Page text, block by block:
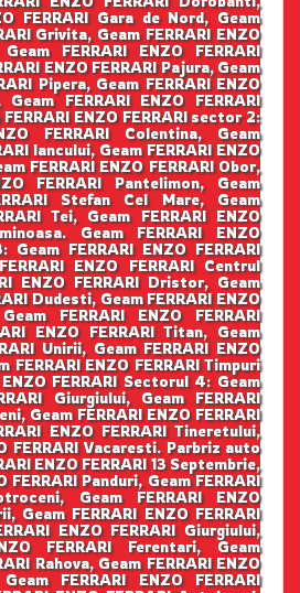
FERRARI Gara de Nord, Geam
Grivita, Geam FERRARI ENZO
FERRARI ENZO FERRARI
ENZO FERRARI Pajura, Geam
Pipera, Geam FERRARI ENZO
Geam FERRARI ENZO FERRARI
ENZO FERRARI sector 2:
FERRARI Colentina, Geam
Iancului, Geam FERRARI ENZO
FERRARI ENZO FERRARI Obor,
FERRARI Pantelimon, Geam
Stefan Cel Mare, Geam
Tei, Geam FERRARI ENZO
Geam FERRARI ENZO
Geam FERRARI ENZO FERRARI
ENZO FERRARI Centrul
ENZO FERRARI Dristor, Geam
Dudesti, Geam FERRARI ENZO
FERRARI ENZO FERRARI
ENZO FERRARI Titan, Geam
Unirii, Geam FERRARI ENZO
FERRARI ENZO FERRARI Timpuri
FERRARI Sectorul 4: Geam
Giurgiului, Geam FERRARI
Geam FERRARI ENZO FERRARI
ENZO FERRARI Tineretului,
FERRARI Vacaresti. Parbriz auto
ENZO FERRARI 13 Septembrie,
FERRARI Panduri, Geam FERRARI
Geam FERRARI ENZO
Geam FERRARI ENZO FERRARI
ENZO FERRARI Giurgiului,
FERRARI Ferentari, Geam
Rahova, Geam FERRARI ENZO
FERRARI ENZO FERRARI